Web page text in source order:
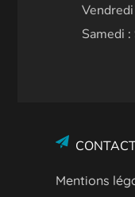
Samedi
Mentions